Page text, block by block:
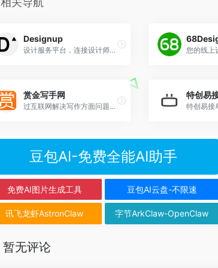
Designup
设计服务平台，连接设计师与企业，设计师任务接单平台
赏金写手网
过互联网解决写作方面问题的征稿平台
特创易
豆包AI-免费全能AI助手
免费AI图片生成工具 豆包AI云盘-不限速
讯飞龙虾AstronClaw 字节ArkClaw-OpenClaw
暂无评论